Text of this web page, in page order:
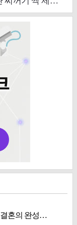
결혼의 완성…